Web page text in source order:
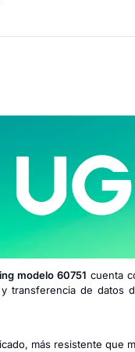
modelo 60751 cuenta
y transferencia de datos
más resistente que